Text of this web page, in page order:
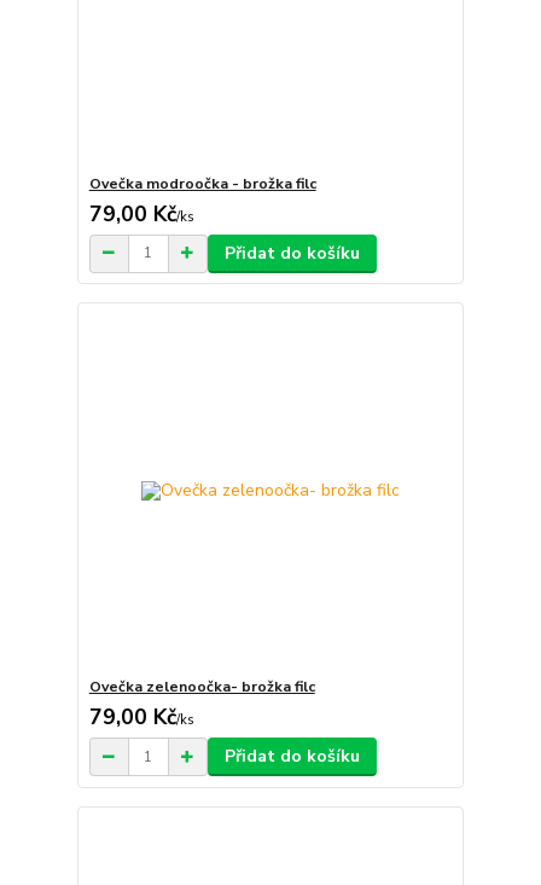
Ovečka modroočka - brožka filc
79,00 Kč/ks
Přidat do košíku
Ovečka zelenoočka- brožka filc
79,00 Kč/ks
Přidat do košíku